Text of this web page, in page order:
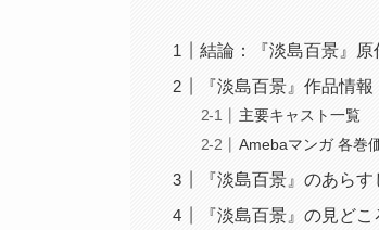
結論：『淡島百景』
『淡島百景』作品情報
主要キャスト一覧
Amebaマンガ 各巻
『淡島百景』のあら
『淡島百景』の見ど